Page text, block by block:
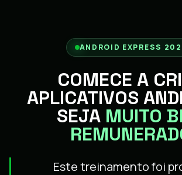
ANDROID EXPRESS
COMECE A
APLICATIVOS
SEJA MUITO
Este treinamento foi